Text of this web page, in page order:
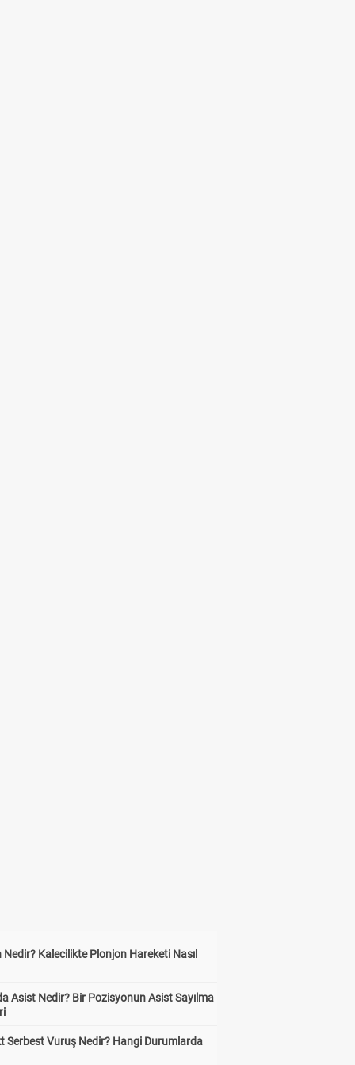
Nedir? Kalecilikte Plonjon Hareketi Nasıl
Asist Nedir? Bir Pozisyonun Asist Sayılma
Serbest Vuruş Nedir? Hangi Durumlarda